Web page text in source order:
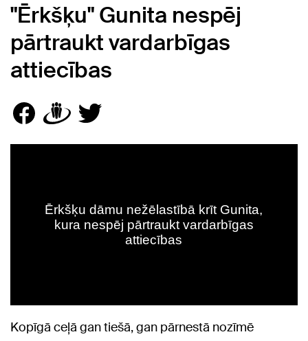
"Ērkšķu" Gunita nespēj
pārtraukt vardarbīgas
attiecības
Kopīgā ceļā gan tiešā, gan pārnestā nozīmē